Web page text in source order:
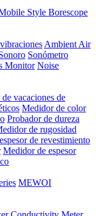
Style Borescope
Ambient Air
Sonómetro
Monitor Noise
vacaciones de
Medidor de color
Probador de dureza
de rugosidad
de revestimiento
Medidor de espesor
MEWOI